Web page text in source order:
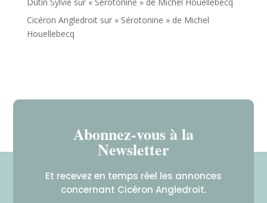
Cicéron Angledroitsur « Sérotonine » de Michel
Houellebecq
Abonnez-vous à la
Newsletter
Et recevez en temps réel les annonces
concernant Cicéron Angledroit.